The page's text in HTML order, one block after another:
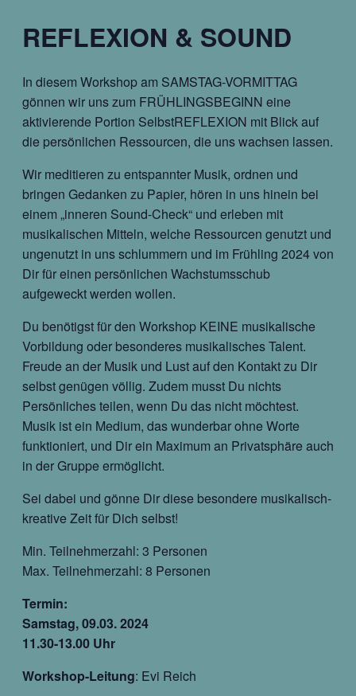
REFLEXION & SOUND
In diesem Workshop am SAMSTAG-VORMITTAG
gönnen wir uns zum FRÜHLINGSBEGINN eine
aktivierende Portion SelbstREFLEXION mit Blick auf
die persönlichen Ressourcen, die uns wachsen lassen.
Wir meditieren zu entspannter Musik, ordnen und
bringen Gedanken zu Papier, hören in uns hinein bei
einem „inneren Sound-Check“ und erleben mit
musikalischen Mitteln, welche Ressourcen genutzt und
ungenutzt in uns schlummern und im Frühling 2024 von
Dir für einen persönlichen Wachstumsschub
aufgeweckt werden wollen.
Du benötigst für den Workshop KEINE musikalische
Vorbildung oder besonderes musikalisches Talent.
Freude an der Musik und Lust auf den Kontakt zu Dir
selbst genügen völlig. Zudem musst Du nichts
Persönliches teilen, wenn Du das nicht möchtest.
Musik ist ein Medium, das wunderbar ohne Worte
funktioniert, und Dir ein Maximum an Privatsphäre auch
in der Gruppe ermöglicht.
Sei dabei und gönne Dir diese besondere musikalisch-
kreative Zeit für Dich selbst!
Min. Teilnehmerzahl: 3 Personen
Max. Teilnehmerzahl: 8 Personen
Termin:
Samstag, 09.03. 2024
11.30-13.00 Uhr
Workshop-Leitung: Evi Reich